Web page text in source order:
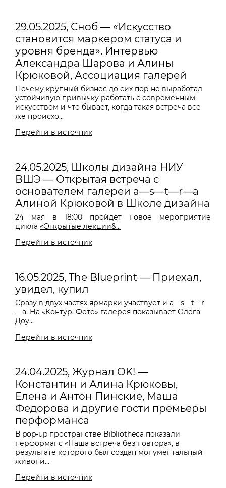
29.05.2025, Сноб — «Искусство
становится маркером статуса и
уровня бренда». Интервью
Александра Шарова и Алины
Крюковой, Ассоциация галерей
Почему крупный бизнес до сих пор не выработал
устойчивую привычку работать с современным
искусством и что бывает, когда такая встреча все
же происхо...
Перейти в источник
24.05.2025, Школы дизайна НИУ
ВШЭ — Открытая встреча с
основателем галереи a—s—t—r—a
Алиной Крюковой в Школе дизайна
24 мая в 18:00 пройдет новое мероприятие
цикла «Открытые лекции&...
Перейти в источник
16.05.2025, The Blueprint — Приехал,
увидел, купил
Сразу в двух частях ярмарки участвует и a—s—t—r
—a. На «Контур. Фото» галерея показывает Олега
Доу...
Перейти в источник
24.04.2025, Журнал OK! —
Константин и Алина Крюковы,
Елена и Антон Пинские, Маша
Федорова и другие гости премьеры
перформанса
В pop-up пространстве Bibliotheca показали
перформанс «Наша встреча без повтора», в
результате которого был создан монументальный
живопи...
Перейти в источник